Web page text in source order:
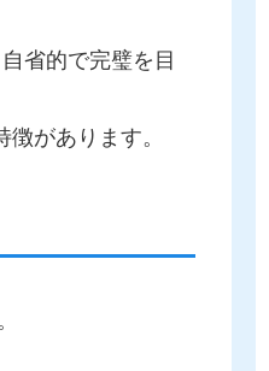
省的で完璧を目
があります。